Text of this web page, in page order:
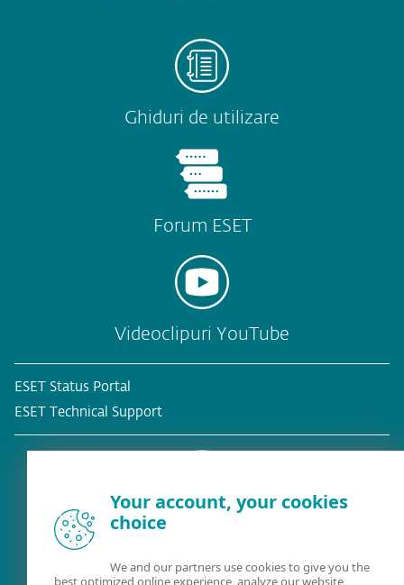
Ghiduri de utilizare
Forum ESET
Videoclipuri YouTube
ESET Status Portal
ESET Technical Support
Client existent?
Your account, your cookies
choice
We and our partners use cookies to give you the
best optimized online experience, analyze our website